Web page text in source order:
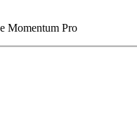
Momentum Pro